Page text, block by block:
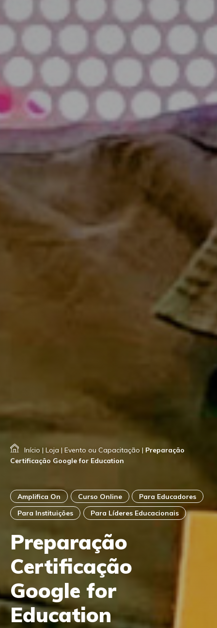
Início | Loja | Evento ou Capacitação | Preparação
Certificação Google for Education
Amplifica On Curso Online
Para Educadores
Para Instituições
Para Líderes Educacionais
Preparação
Certificação
Google for
Education